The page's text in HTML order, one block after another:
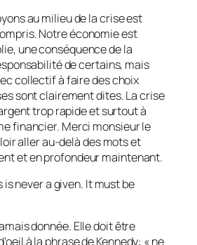
au milieu de la crise est
Notre économie est
une conséquence de la
de certains, mais
collectif à faire des choix
sont clairement dites. La crise
trop rapide et surtout à
financier. Merci monsieur le
aller au-delà des mots et
et en profondeur maintenant.
is never a given. It must be
donnée. Elle doit être
à la phrase de Kennedy: « ne